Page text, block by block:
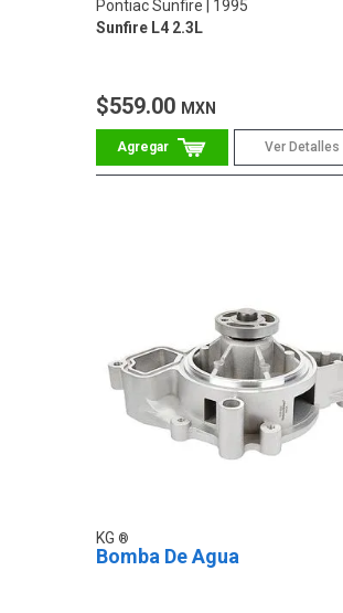
Pontiac Sunfire
1995
Sunfire L4 2.3L
$559.00 MXN
Ver Detalles
KG
Bomba De Agua